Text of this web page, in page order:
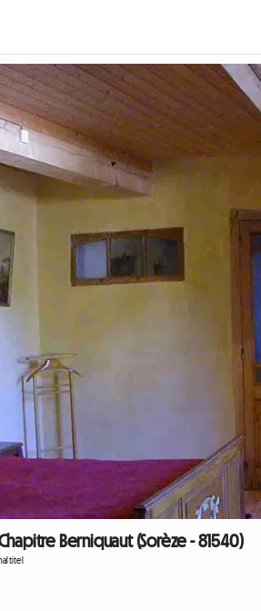
Berniquaut (Sorèze - 81540)